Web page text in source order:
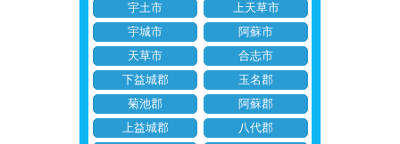
宇土市
上天草市
宇城市
阿蘇市
天草市
合志市
下益城郡
玉名郡
菊池郡
阿蘇郡
上益城郡
八代郡